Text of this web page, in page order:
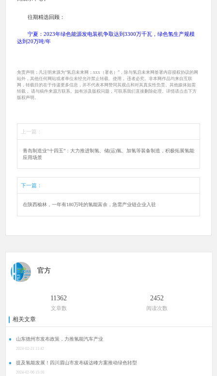
往期精选回顾：
宁夏：2023年绿色能源发电装机争取达到3300万千瓦，绿色氢生产规模
达到20万吨/年
免责声明：凡注明来源为“氢启未来网：xxx（署名）”，除与氢启未来网签署内容授权协议的网
站外，其他任何网站或者单位未经允许禁止转载、使用， 违者必究。非本网作品均来自互联
网，转载目的在于传递更多信息，并不代表本网赞同其观点和对其真实性负责。其他媒体如需
转载， 请与稿件来源方联系。如有涉及版权问题，可联系我们直接删除处理。详情请点击下方
版权声明。
上一篇：
青岛制造业“十四五”：大力推进制氢、储(运)氢、加氢等装备制造，积极拓展氢能
应用场景
下一篇：
在陕西榆林，一年有180万吨的氢能富余，急需产业链企业入驻
官方
11362
文章数
2452
阅读次数
相关文章
山东德州市发布政策，力推氢能汽车产业
2024-02-21 11:42
提及氢能发展！四川眉山市发布碳达峰方案推动绿色转型
2024-02-06 15:16